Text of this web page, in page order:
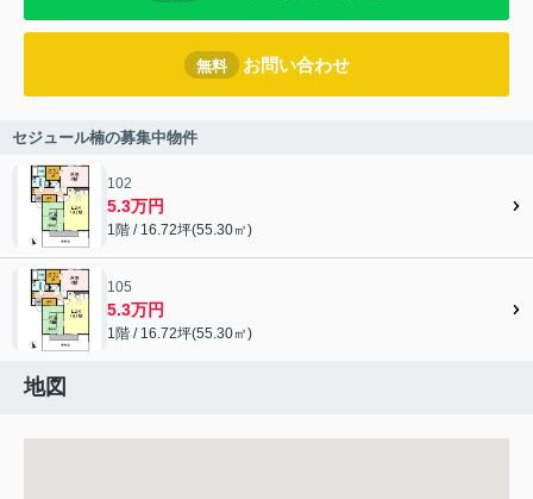
無料 お問い合わせ
セジュール楠の募集中物件
102
5.3万円
1階 / 16.72坪(55.30㎡)
105
5.3万円
1階 / 16.72坪(55.30㎡)
地図